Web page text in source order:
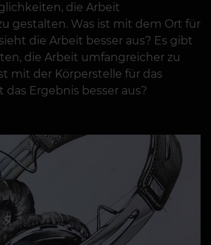
die Arbeit
gestalten. Was ist mit dem Ort für
die Arbeit besser aus? Es gibt
die Arbeit umfangreicher zu
mit der Körperstelle für das
das Ergebnis besser aus?